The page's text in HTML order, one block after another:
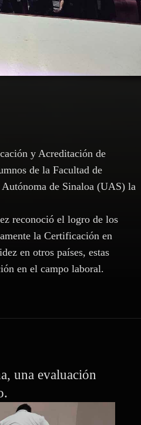
y Acreditación de
de la Facultad de
de Sinaloa (UAS) la
reconoció el logro de los
la Certificación en
en otros países, estas
en el campo laboral.
una evaluación